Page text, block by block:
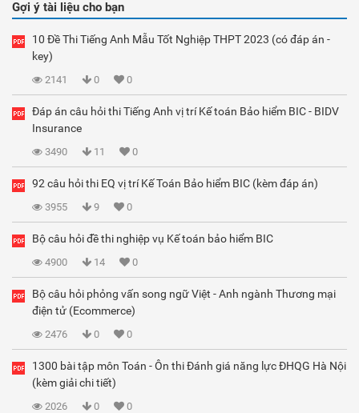
Gợi ý tài liệu cho bạn
10 Đề Thi Tiếng Anh Mẫu Tốt Nghiệp THPT 2023 (có đáp án -
key)
2141 0 0
Đáp án câu hỏi thi Tiếng Anh vị trí Kế toán Bảo hiểm BIC - BIDV
Insurance
3490 11 0
92 câu hỏi thi EQ vị trí Kế Toán Bảo hiểm BIC (kèm đáp án)
3955 9 0
Bộ câu hỏi đề thi nghiệp vụ Kế toán bảo hiểm BIC
4900 14 0
Bộ câu hỏi phỏng vấn song ngữ Việt - Anh ngành Thương mại
điện tử (Ecommerce)
2476 0 0
1300 bài tập môn Toán - Ôn thi Đánh giá năng lực ĐHQG Hà Nội
(kèm giải chi tiết)
2026 0 0